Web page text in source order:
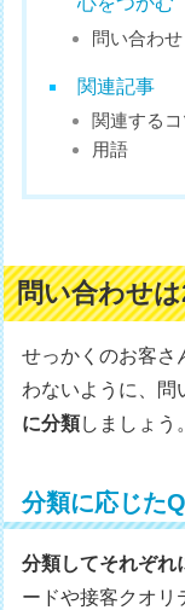
問い合わ
関連記事
関連する
用語
問い合わせ
せっかくのお客さ
わないように、問
に分類しましょう。
分類に応じた
分類してそれぞれ
ードや接客クオリ